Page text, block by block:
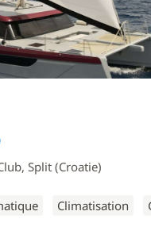
Split (Croatie)
Climatisation